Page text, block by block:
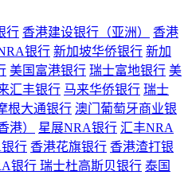
行 香港建设银行（亚洲）
香港
银行 新加坡华侨银行 新加
美国富港银行 瑞士富地银行 美
汇丰银行 马来华侨银行 瑞士
根大通银行 澳门葡萄牙商业银
港） 星展NRA银行 汇丰NRA
行 香港花旗银行 香港渣打银
银行 瑞士杜高斯贝银行 泰国